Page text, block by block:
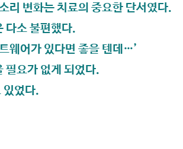
리 변화는 치료의 중요한 단서였다.
다소 불편했다.
웨어가 있다면 좋을 텐데…’
필요가 없게 되었다.
있었다.